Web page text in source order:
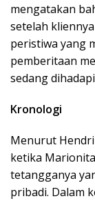
mengatakan
setelah
peristiwa yang
pemberitaan
sedang
Kronologi
Menurut
ketika
tetangganya
pribadi. Dalam